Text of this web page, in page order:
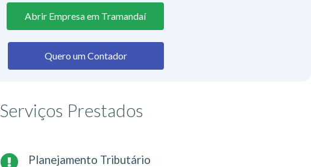
Abrir Empresa em Tramandaí
Quero um Contador
Serviços Prestados
Planejamento Tributário